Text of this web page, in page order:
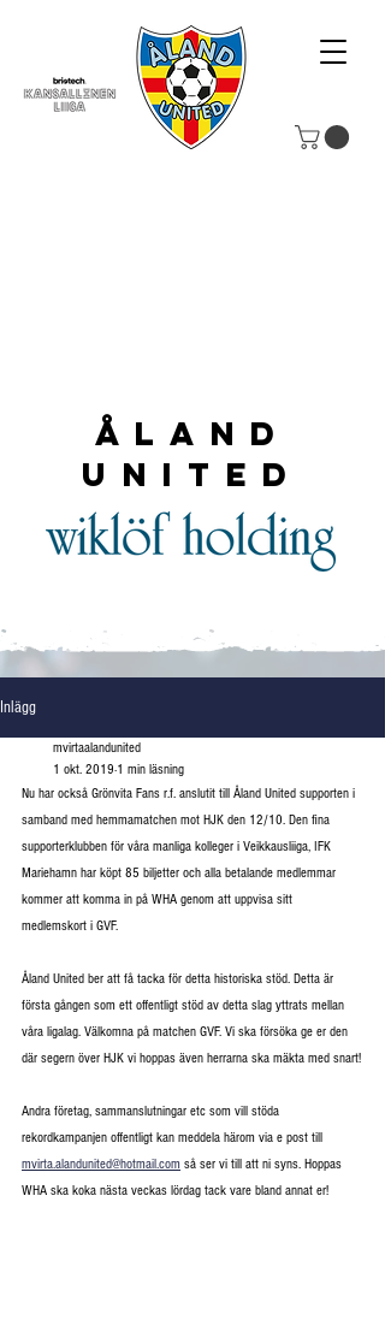
Åland
United
Inlägg
mvirtaalandunited
1 okt. 2019 1 min läsning
Nu har också Grönvita Fans r.f. anslutit till Åland United supporten i
samband med hemmamatchen mot HJK den 12/10. Den fina
supporterklubben för våra manliga kolleger i Veikkausliiga, IFK
Mariehamn har köpt 85 biljetter och alla betalande medlemmar
kommer att komma in på WHA genom att uppvisa sitt
medlemskort i GVF.
Åland United ber att få tacka för detta historiska stöd. Detta är
första gången som ett offentligt stöd av detta slag yttrats mellan
våra ligalag. Välkomna på matchen GVF. Vi ska försöka ge er den
där segern över HJK vi hoppas även herrarna ska mäkta med snart!
Andra företag, sammanslutningar etc som vill stöda
rekordkampanjen offentligt kan meddela härom via e post till
mvirta.alandunited@hotmail.com så ser vi till att ni syns. Hoppas
WHA ska koka nästa veckas lördag tack vare bland annat er!